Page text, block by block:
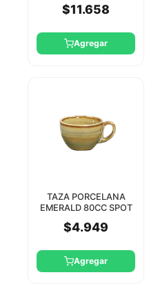
$11.658
Agregar
TAZA PORCELANA
EMERALD 80CC SPOT
SEMCLSA13A)
$4.949
Agregar